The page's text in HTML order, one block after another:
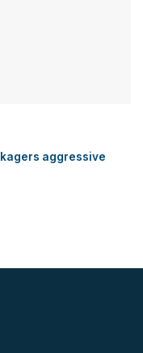
aggressive